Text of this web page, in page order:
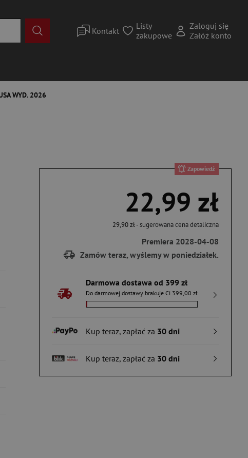
Kontakt
Listy
zakupowe
Zaloguj się
Załóż konto
WYD. 2026
Zapowiedź
22,99 zł
29,90 zł- sugerowana cena detaliczna
Premiera 2028-04-08
Zamów teraz, wyślemy w poniedziałek.
Darmowa dostawa od 399 zł
Do darmowej dostawy brakuje Ci 399,00 zł
Kup teraz, zapłać za 30 dni
Kup teraz, zapłać za 30 dni